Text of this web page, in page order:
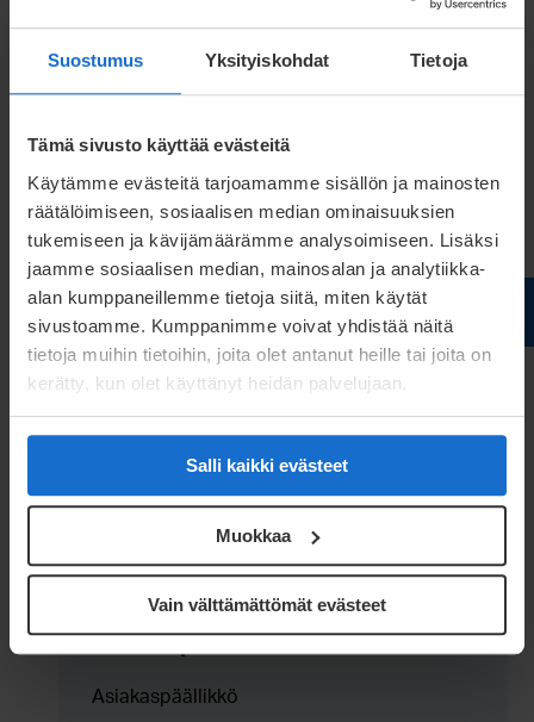
Suostumus Yksityiskohdat Tietoja
Tämä sivusto käyttää evästeitä
Käytämme evästeitä tarjoamamme sisällön ja mainosten
räätälöimiseen, sosiaalisen median ominaisuuksien
tukemiseen ja kävijämäärämme analysoimiseen. Lisäksi
jaamme sosiaalisen median, mainosalan ja analytiikka-
alan kumppaneillemme tietoja siitä, miten käytät
sivustoamme. Kumppanimme voivat yhdistää näitä
tietoja muihin tietoihin, joita olet antanut heille tai joita on
kerätty, kun olet käyttänyt heidän palvelujaan.
Salli kaikki evästeet
Muokkaa
Vain välttämättömät evästeet
Asiantuntijamme haluavat auttaa sinua! Ota
meihin yhteyttä!
Tomi Ropanen
Asiakaspäällikkö